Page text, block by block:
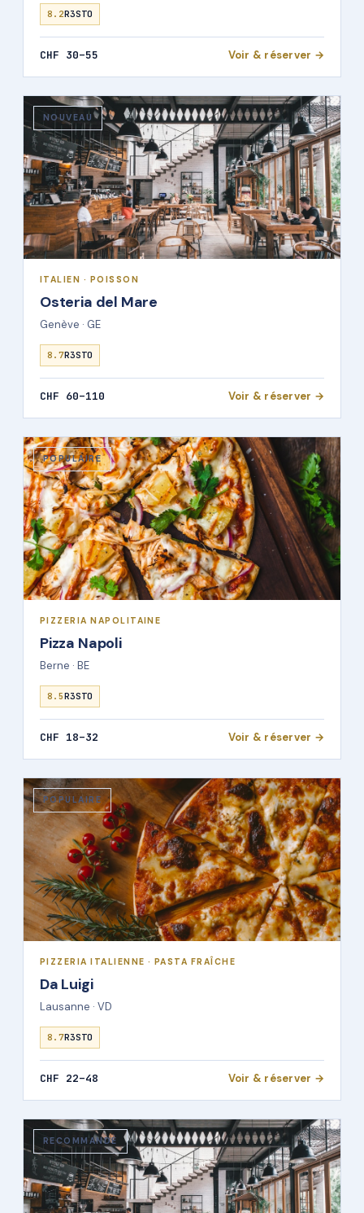
8.2R3STO
CHF 30–55 Voir & réserver →
NOUVEAU
ITALIEN · POISSON
Osteria del Mare
Genève · GE
8.7R3STO
CHF 60–110 Voir & réserver →
POPULAIRE
PIZZERIA NAPOLITAINE
Pizza Napoli
Berne · BE
8.5R3STO
CHF 18–32 Voir & réserver →
POPULAIRE
PIZZERIA ITALIENNE · PASTA FRAÎCHE
Da Luigi
Lausanne · VD
8.7R3STO
CHF 22–48 Voir & réserver →
RECOMMANDÉ